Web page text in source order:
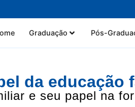
Graduação Pós-
da educação
e seu papel na